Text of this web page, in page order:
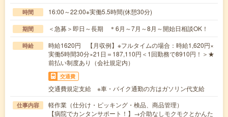
時間 16:00～22:00※実働5.5時間(休憩30分)
期間 ＜急募＞即日～長期 ＊6月～7月～8月～開始日相談OK！
時給
時給1620円 【月収例】※フルタイムの場合：時給1,620円×
実働5時間30分×21日＝187,110円＜1回勤務で8910円！＞★
前払い制度あり（会社規定内）
交通費
交通費規定支給 ※車・バイク通勤の方はガソリン代支給
仕事内容
軽作業（仕分け・ピッキング・検品、商品管理）
【病院でカンタンサポート！】→介助なしモクモクとかんた